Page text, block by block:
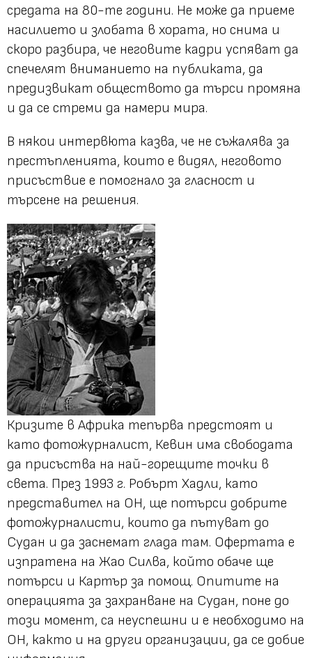
средата на 80-те години. Не може да приеме
насилието и злобата в хората, но снима и
скоро разбира, че неговите кадри успяват да
спечелят вниманието на публиката, да
предизвикат обществото да търси промяна
и да се стреми да намери мира.
В някои интервюта казва, че не съжалява за
престъпленията, които е видял, неговото
присъствие е помогнало за гласност и
търсене на решения.
Кризите в Африка тепърва предстоят и
като фотожурналист, Кевин има свободата
да присъства на най-горещите точки в
света. През 1993 г. Робърт Хадли, като
представител на ОН, ще потърси добрите
фотожурналисти, които да пътуват до
Судан и да заснемат глада там. Офертата е
изпратена на Жао Силва, който обаче ще
потърси и Картър за помощ. Опитите на
операцията за захранване на Судан, поне до
този момент, са неуспешни и е необходимо на
ОН, както и на други организации, да се добие